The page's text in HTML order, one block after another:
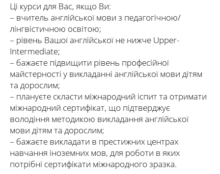
Ці курси для Вас, якщо Ви:
– вчитель англійської мови з педагогічною/
лінгвістичною освітою;
– рівень Вашої англійської не нижче Upper-
Intermediate;
– бажаєте підвищити рівень професійної
майстерності у викладанні англійської мови дітям
та дорослим;
– плануєте скласти міжнародний іспит та отримати
міжнародний сертифікат, що підтверджує
володіння методикою викладання англійської
мови дітям та дорослим;
– бажаєте викладати в престижних центрах
навчання іноземних мов, для роботи в яких
потрібні сертифікати міжнародного зразка.